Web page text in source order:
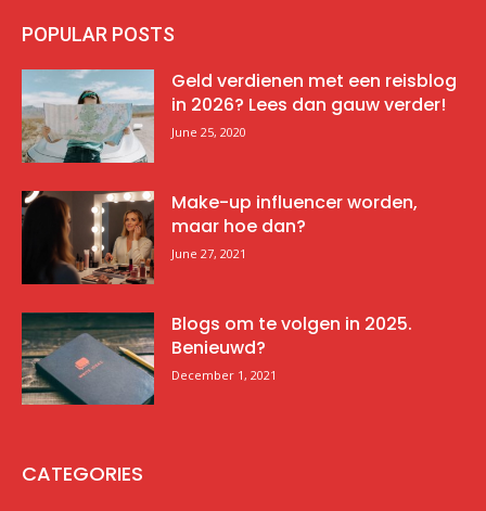
POPULAR POSTS
Geld verdienen met een reisblog
in 2026? Lees dan gauw verder!
June 25, 2020
Make-up influencer worden,
maar hoe dan?
June 27, 2021
Blogs om te volgen in 2025.
Benieuwd?
December 1, 2021
CATEGORIES